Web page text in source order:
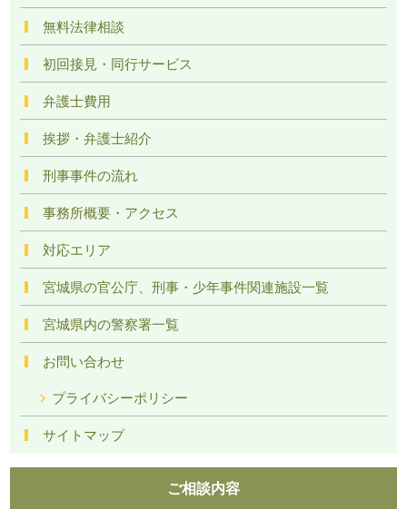
無料法律相談
初回接見・同行サービス
弁護士費用
挨拶・弁護士紹介
刑事事件の流れ
事務所概要・アクセス
対応エリア
宮城県の官公庁、刑事・少年事件関連施設一覧
宮城県内の警察署一覧
お問い合わせ
プライバシーポリシー
サイトマップ
ご相談内容